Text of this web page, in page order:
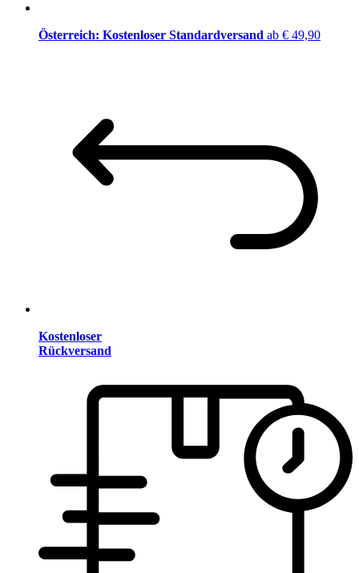
Österreich: Kostenloser Standardversand ab € 49,90
Kostenloser
Rückversand